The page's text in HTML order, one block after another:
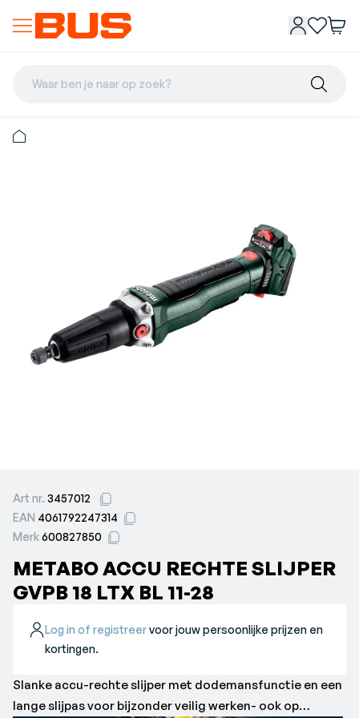
Waar ben je naar op zoek?
Art nr. 3457012
EAN 4061792247314
Merk600827850
METABO ACCU RECHTE SLIJPER
GVPB 18 LTX BL 11-28
Log in of registreervoor jouw persoonlijke prijzen en
kortingen.
Slanke accu-rechte slijper met dodemansfunctie en een
lange slijpas voor bijzonder veilig werken- ook op